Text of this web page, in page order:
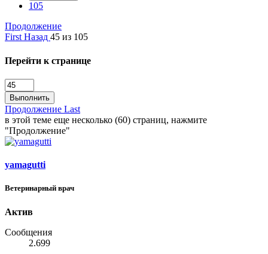
105
Продолжение
First Назад 45 из 105
Перейти к странице
Выполнить
Продолжение Last
в этой теме еще несколько (60) страниц, нажмите
"Продолжение"
yamagutti
Ветеринарный врач
Актив
Сообщения
2.699